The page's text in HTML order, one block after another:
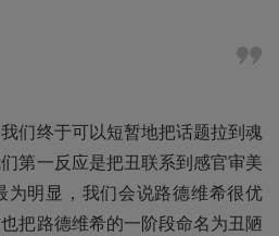
们终于可以短暂地把话题拉到魂
第一反应是把丑联系到感官审美
为明显，我们会说路德维希很优
把路德维希的一阶段命名为丑陋